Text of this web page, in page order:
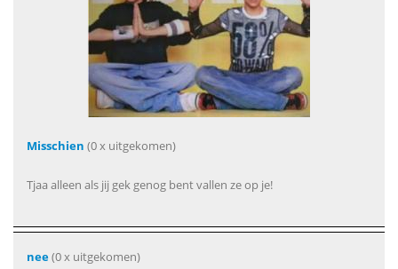
Misschien (0 x uitgekomen)
Tjaa alleen als jij gek genog bent vallen ze op je!
nee(0 x uitgekomen)